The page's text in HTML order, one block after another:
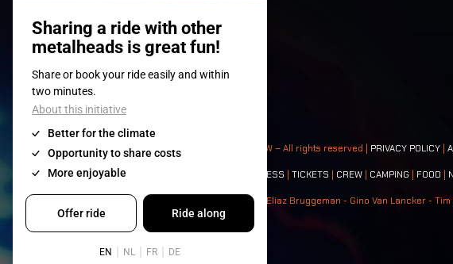
© 2008-2026 - Apache Productions VZW – All rights reserved | PRIVACY POLICY
Contact: PRESS TICKETS CREW CAMPING FOOD
Photos: Ann Kermans - Hans Van Hoof - Eliaz Bruggeman - Gino Van Lancker -